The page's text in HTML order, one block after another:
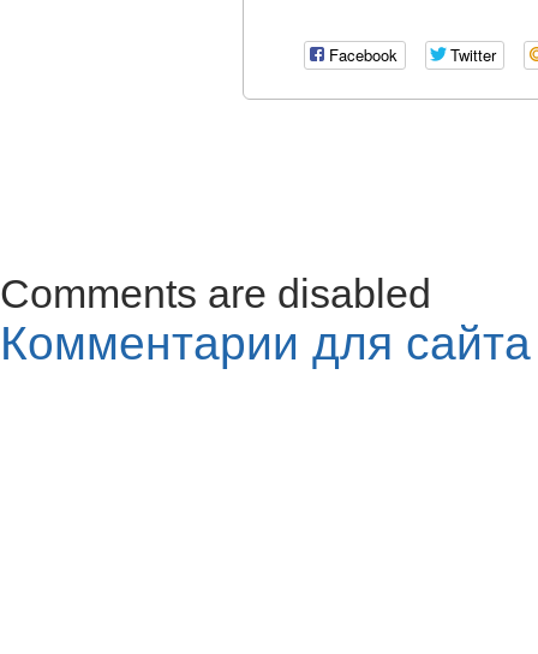
Facebook Twitter
Comments are disabled
Комментарии для